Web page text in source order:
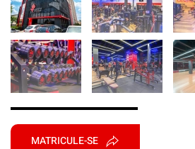
MATRICULE-SE